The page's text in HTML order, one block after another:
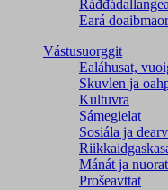
Eará
Vástusuorggit
Ealáhusat,
Skuvlen ja
Kultuvra
Sámegielat
Sosiála ja
Mánát ja nuorat
Prošeavttat